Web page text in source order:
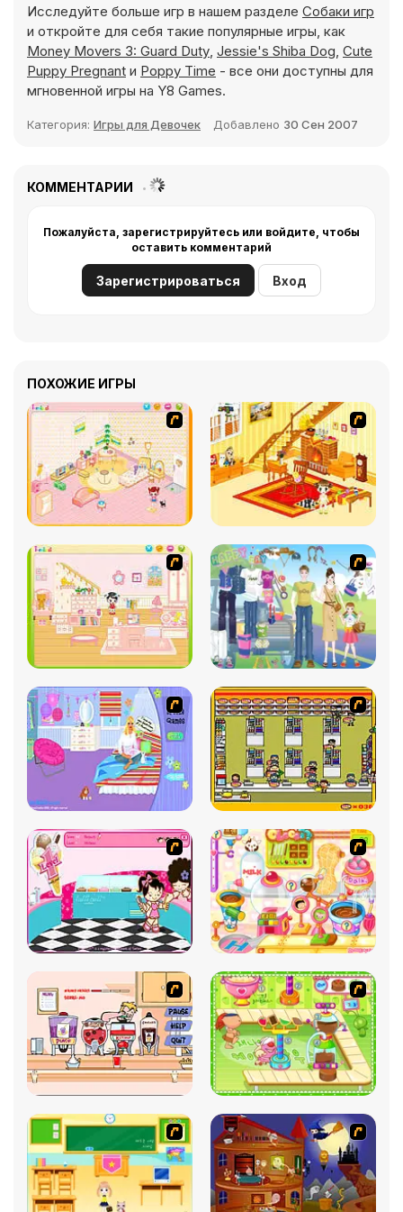
Исследуйте больше игр в нашем разделе Собаки игр
и откройте для себя такие популярные игры, как
Money Movers 3: Guard Duty, Jessie's Shiba Dog, Cute
Puppy Pregnant и Poppy Time - все они доступны для
мгновенной игры на Y8 Games.
Категория: Игры для Девочек Добавлено 30 Сен 2007
КОММЕНТАРИИ
Пожалуйста, зарегистрируйтесь или войдите, чтобы
оставить комментарий
Зарегистрироваться Вход
ПОХОЖИЕ ИГРЫ